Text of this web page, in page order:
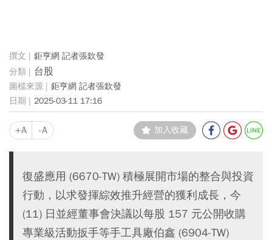
鉅亨網 記者張欽發
台股
鉅亨網 記者張欽發
2025-03-11 17:16
+A -A 加入收藏
復盛應用 (6670-TW) 積極展開市場的整合與投資
行動，以求發揮綜效推升經營的獲利成長，今
(11) 日並經董事會決議以每股 157 元公開收購
專業級活動扳手等手工具廠伯鑫 (6904-TW)